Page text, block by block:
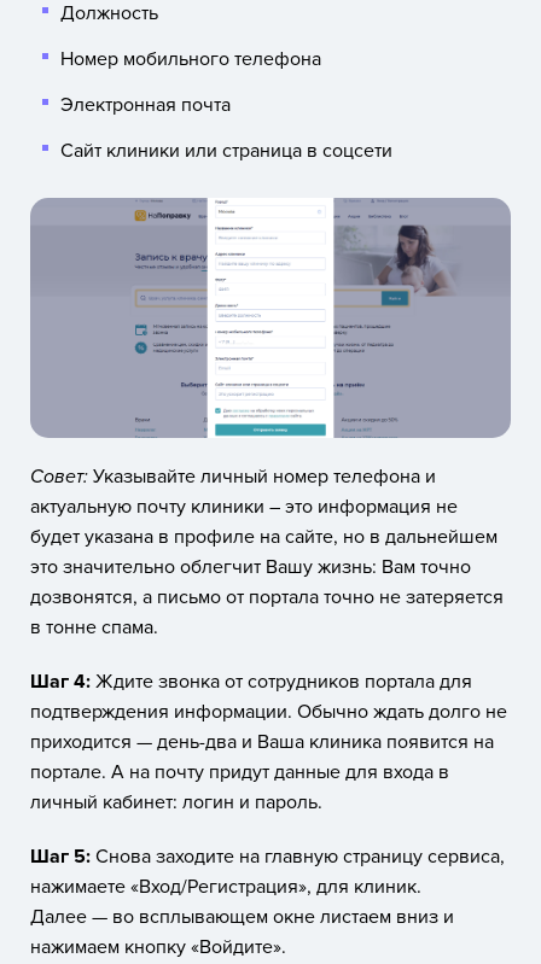
Должность
Номер мобильного телефона
Электронная почта
Сайт клиники или страница в соцсети
Совет: Указывайте личный номер телефона и
актуальную почту клиники – это информация не
будет указана в профиле на сайте, но в дальнейшем
это значительно облегчит Вашу жизнь: Вам точно
дозвонятся, а письмо от портала точно не затеряется
в тонне спама.
Шаг 4: Ждите звонка от сотрудников портала для
подтверждения информации. Обычно ждать долго не
приходится — день-два и Ваша клиника появится на
портале. А на почту придут данные для входа в
личный кабинет: логин и пароль.
Шаг 5: Снова заходите на главную страницу сервиса,
нажимаете «Вход/Регистрация», для клиник.
Далее — во всплывающем окне листаем вниз и
нажимаем кнопку «Войдите».